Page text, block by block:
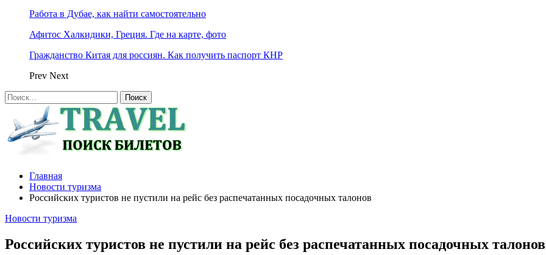
Работа в Дубае, как найти самостоятельно
Афитос Халкидики, Греция. Где на карте, фото
Гражданство Китая для россиян. Как получить паспорт КНР
Prev Next
Главная
Новости туризма
Российских туристов не пустили на рейс без распечатанных посадочных талонов
Новости туризма
Российских туристов не пустили на рейс без распечатанных посадочных талонов